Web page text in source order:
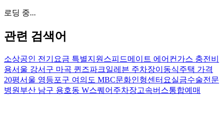
로딩 중...
관련 검색어
소상공인 전기요금 특별지원 스피드메이트 에어컨가스 충전비
용서울 강서구 마곡 퀸즈파크일레븐 주차장이동식주택 가격
20평서울 영등포구 여의도 MBC문화인형센터 요실금수술전문
병원 부산 남구 용호동 W스퀘어주차장고속버스통합예매